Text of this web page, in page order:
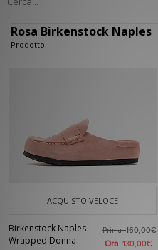
Rosa Birkenstock Naples
Prodotto
ACQUISTO VELOCE
Birkenstock Naples
Wrapped Donna
Prima160,00€
Ora 130,00€